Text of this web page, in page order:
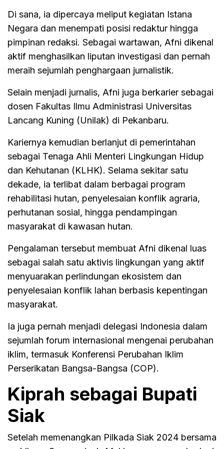
Di sana, ia dipercaya meliput kegiatan Istana
Negara dan menempati posisi redaktur hingga
pimpinan redaksi. Sebagai wartawan, Afni dikenal
aktif menghasilkan liputan investigasi dan pernah
meraih sejumlah penghargaan jurnalistik.
Selain menjadi jurnalis, Afni juga berkarier sebagai
dosen Fakultas Ilmu Administrasi Universitas
Lancang Kuning (Unilak) di Pekanbaru.
Kariernya kemudian berlanjut di pemerintahan
sebagai Tenaga Ahli Menteri Lingkungan Hidup
dan Kehutanan (KLHK). Selama sekitar satu
dekade, ia terlibat dalam berbagai program
rehabilitasi hutan, penyelesaian konflik agraria,
perhutanan sosial, hingga pendampingan
masyarakat di kawasan hutan.
Pengalaman tersebut membuat Afni dikenal luas
sebagai salah satu aktivis lingkungan yang aktif
menyuarakan perlindungan ekosistem dan
penyelesaian konflik lahan berbasis kepentingan
masyarakat.
Ia juga pernah menjadi delegasi Indonesia dalam
sejumlah forum internasional mengenai perubahan
iklim, termasuk Konferensi Perubahan Iklim
Perserikatan Bangsa-Bangsa (COP).
Kiprah sebagai Bupati
Siak
Setelah memenangkan Pilkada Siak 2024 bersama